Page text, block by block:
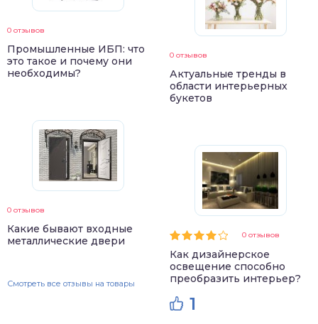
0 отзывов
Промышленные ИБП: что
это такое и почему они
необходимы?
0 отзывов
Какие бывают входные
металлические двери
Смотреть все отзывы на товары
0 отзывов
Актуальные тренды в
области интерьерных
букетов
0 отзывов
Как дизайнерское
освещение способно
преобразить интерьер?
1